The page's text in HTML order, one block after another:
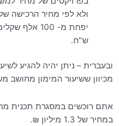
ולא לפי מחיר הרכישה
ש"ח.
מכיוון ששיעור המימון מחושב
במחיר של 1.3 מיליון ₪.